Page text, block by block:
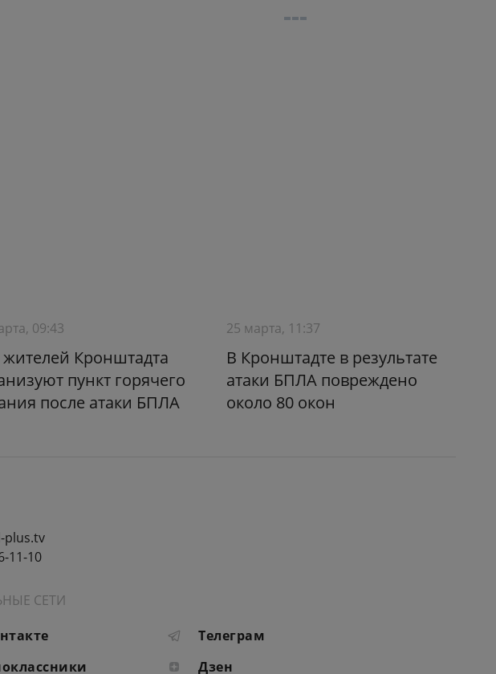
09:43
Кронштадта
пункт горячего
после атаки БПЛА
25 марта, 11:37
В Кронштадте в результате
атаки БПЛА повреждено
около 80 окон
plus.tv
11-10
СЕТИ
Телеграм
Дзен